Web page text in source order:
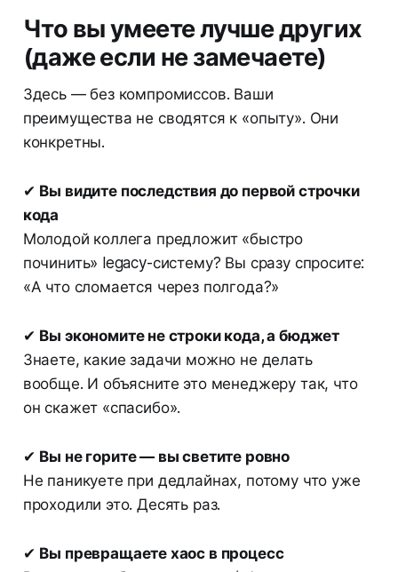
Что вы умеете лучше других
(даже если не замечаете)
Здесь — без компромиссов. Ваши
преимущества не сводятся к «опыту». Они
конкретны.
✔ Вы видите последствия до первой строчки
кода
Молодой коллега предложит «быстро
починить» legacy-систему? Вы сразу спросите:
«А что сломается через полгода?»
✔ Вы экономите не строки кода, а бюджет
Знаете, какие задачи можно не делать
вообще. И объясните это менеджеру так, что
он скажет «спасибо».
✔ Вы не горите — вы светите ровно
Не паникуете при дедлайнах, потому что уже
проходили это. Десять раз.
✔ Вы превращаете хаос в процесс